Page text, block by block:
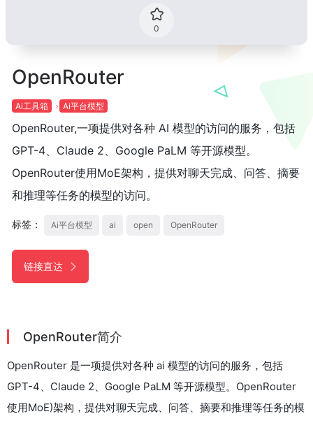
0
OpenRouter
Ai工具箱 Ai平台模型
OpenRouter,一项提供对各种 AI 模型的访问的服务，包括
GPT-4、Claude 2、Google PaLM 等开源模型。
OpenRouter使用MoE架构，提供对聊天完成、问答、摘要
和推理等任务的模型的访问。
标签： Ai平台模型 ai open OpenRouter
链接直达
OpenRouter简介
OpenRouter 是一项提供对各种 ai 模型的访问的服务，包括
GPT-4、Claude 2、Google PaLM 等开源模型。OpenRouter
使用MoE)架构，提供对聊天完成、问答、摘要和推理等任务的模